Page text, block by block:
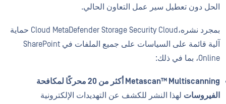
الحل دون تعطيل سير عمل التعاون الحالي.
بمجرد نشره،Cloud MetaDefender Storage Security Cloud حماية
آلية قائمة على السياسات على جميع الملفات في SharePoint
Online، بما في ذلك:
Metascan™ Multiscanning أكثر من 20 محركًا لمكافحة
الفيروسات لهذا النشر للكشف عن التهديدات الإلكترونية